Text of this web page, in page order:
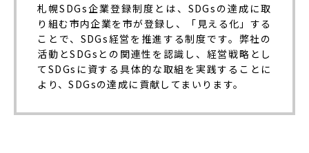
札幌SDGs企業登録制度とは、SDGsの達成に取
り組む市内企業を市が登録し、「見える化」する
ことで、SDGs経営を推進する制度です。弊社の
活動とSDGsとの関連性を認識し、経営戦略とし
てSDGsに資する具体的な取組を実践することに
より、SDGsの達成に貢献してまいります。